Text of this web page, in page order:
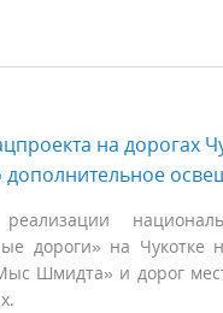
на дорогах
дополнительное
дороги» на Чукотке
Шмидта» и дорог